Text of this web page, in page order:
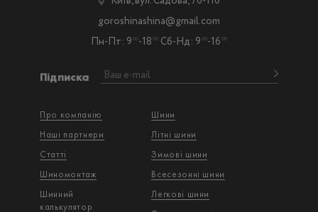
Про компанію
Наші партнери
Статті
Шиномонтаж
Шинний
калькулятор
Шини
Літні шини
Зимові шини
Всесезонні шини
Легкові шини
Підписка
Пн-Пт: 9 00-18 00 Сб-Нд: 9 00-16 00
goroshinashina@gmail.com